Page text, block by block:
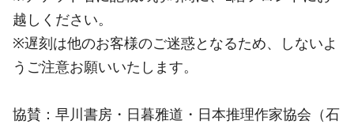
越しください。
※遅刻は他のお客様のご迷惑となるため、しないよ
うご注意お願いいたします。
協賛：早川書房・日暮雅道・日本推理作家協会（石